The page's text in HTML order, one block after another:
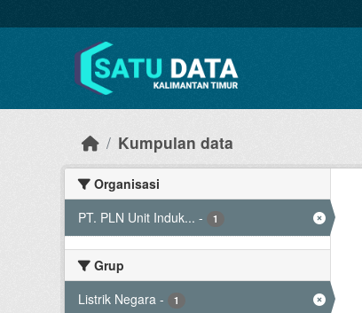
Kumpulan data
Organisasi
PT. PLN Unit Induk... - 1
Grup
Listrik Negara - 1